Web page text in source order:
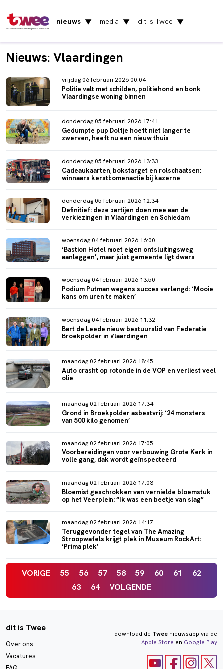
Het nieuws uit Vlaardingen en Schiedam
nieuws ▼ media ▼ dit is Twee ▼
Nieuws: Vlaardingen
vrijdag 06 februari 2026 00:04
Politie valt met schilden, politiehond en bonk
Vlaardingse woning binnen
donderdag 05 februari 2026 17:41
Gedumpte pup Dolfje hoeft niet langer te
zwerven, heeft nu een nieuw thuis
donderdag 05 februari 2026 13:33
Cadeaukaarten, bokstarget en rolschaatsen:
winnaars kerstbomenactie bij kazerne
donderdag 05 februari 2026 12:34
Definitief: deze partijen doen mee aan de
verkiezingen in Vlaardingen en Schiedam
woensdag 04 februari 2026 16:00
‘Bastion Hotel moet eigen ontsluitingsweg
aanleggen’, maar juist gemeente ligt dwars
woensdag 04 februari 2026 13:50
Podium Putman wegens succes verlengd: ‘Mooie
kans om uren te maken’
woensdag 04 februari 2026 11:32
Bart de Leede nieuw bestuurslid van Federatie
Broekpolder in Vlaardingen
maandag 02 februari 2026 18:45
Auto crasht op rotonde in de VOP en verliest veel
olie
maandag 02 februari 2026 17:34
Grond in Broekpolder asbestvrij: ‘24 monsters
van 500 kilo genomen’
maandag 02 februari 2026 17:05
Voorbereidingen voor verbouwing Grote Kerk in
volle gang, dak wordt geïnspecteerd
maandag 02 februari 2026 17:03
Bloemist geschrokken van vernielde bloemstuk
op het Veerplein: “Ik was een beetje van slag”
maandag 02 februari 2026 14:17
Teruggevonden tegel van The Amazing
Stroopwafels krijgt plek in Museum RockArt:
‘Prima plek’
VORIGE 55 56 57 58 59 60 61
62
63
64 VOLGENDE
dit is Twee
Over ons
Vacatures
download de Tweenieuwsapp via de
Apple Store en Google Play